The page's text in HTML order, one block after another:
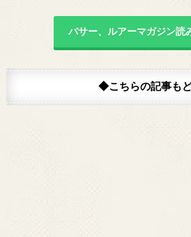
バサー、ルアーマガジン読
◆こちらの記事も